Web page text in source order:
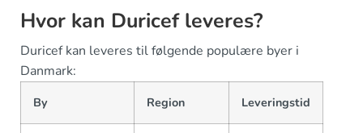
Hvor kan Duricef leveres?
Duricef kan leveres til følgende populære byer i
Danmark:
By Region Leveringstid